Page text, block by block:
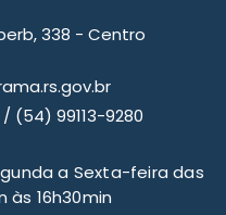
338 - Centro
(54) 99113-9280
a Sexta-feira das
às 16h30min